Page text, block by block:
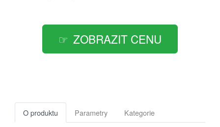
ZOBRAZIT CENU
O produktu Parametry Kategorie